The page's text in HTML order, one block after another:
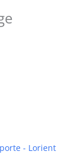
- Lorient